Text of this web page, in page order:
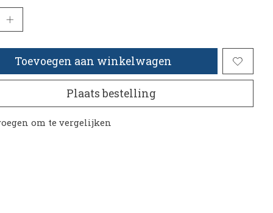
Toevoegen aan winkelwagen
Plaats bestelling
om te vergelijken